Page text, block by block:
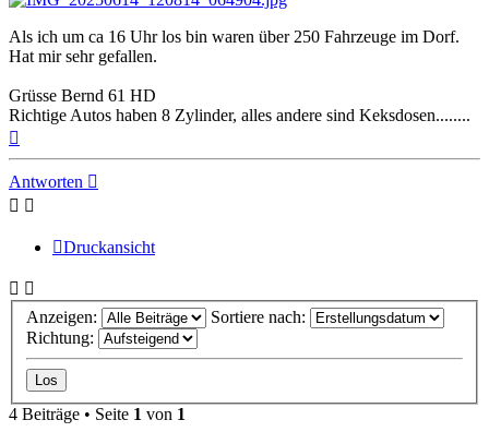
Als ich um ca 16 Uhr los bin waren über 250 Fahrzeuge im Dorf.
Hat mir sehr gefallen.
Grüsse Bernd 61 HD
Richtige Autos haben 8 Zylinder, alles andere sind Keksdosen........
Antworten
Druckansicht
Anzeigen:
Sortiere nach:
Richtung:
4 Beiträge • Seite 1 von 1